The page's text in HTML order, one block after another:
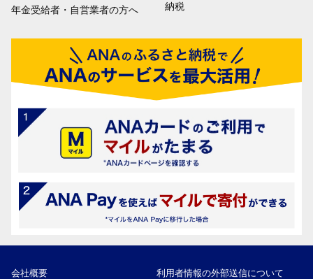
年金受給者・自営業者の方へ
納税
会社概要 利用者情報の外部送信について